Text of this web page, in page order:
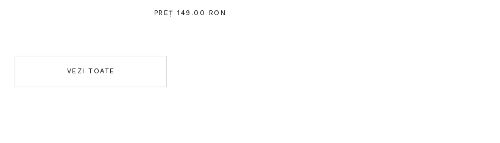
PREȚ 149.00 RON
VEZI TOATE